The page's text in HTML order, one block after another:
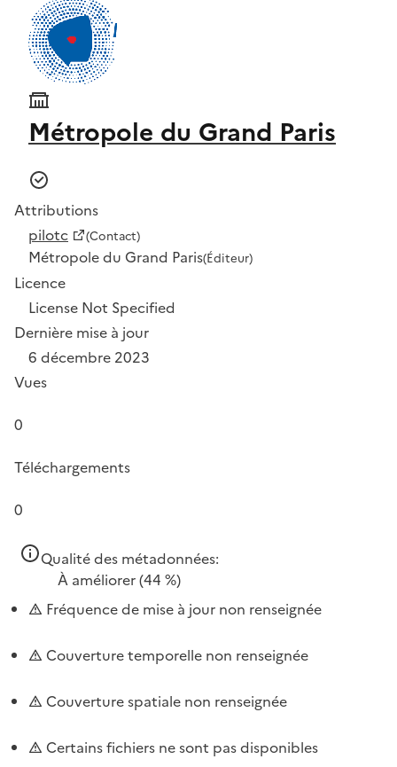
Métropole du Grand Paris
Attributions
pilotc
(Contact)
Métropole du Grand Paris(Éditeur)
Licence
License Not Specified
Dernière mise à jour
6 décembre 2023
Vues
0
Téléchargements
0
Qualité des métadonnées:
À améliorer(44 %)
Fréquence de mise à jour non renseignée
Couverture temporelle non renseignée
Couverture spatiale non renseignée
Certains fichiers ne sont pas disponibles